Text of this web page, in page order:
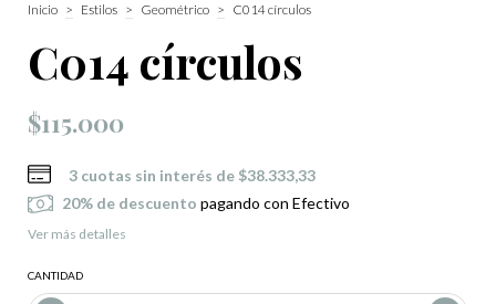
Inicio > Estilos > Geométrico > C014 círculos
C014 círculos
$115.000
3 cuotas sin interés de $38.333,33
20% de descuento pagando con Efectivo
Ver más detalles
CANTIDAD